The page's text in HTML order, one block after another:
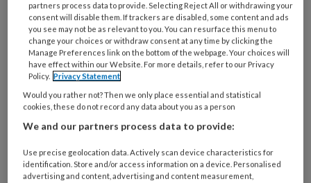
is
je
e-
mailadres?
* *
Kies
je
wachtwoord*
Kies
je
Bij
partners process data to provide. Selecting Reject All or withdrawing your
consent will disable them. If trackers are disabled, some content and ads
you see may not be as relevant to you. You can resurface this menu to
change your choices or withdraw consent at any time by clicking the
Manage Preferences link on the bottom of the webpage. Your choices will
have effect within our Website. For more details, refer to our Privacy
Policy. Privacy Statement
Would you rather not? Then we only place essential and statistical
cookies, these do not record any data about you as a person
We and our partners process data to provide:
Use precise geolocation data. Actively scan device characteristics for
identification. Store and/or access information on a device. Personalised
advertising and content, advertising and content measurement,